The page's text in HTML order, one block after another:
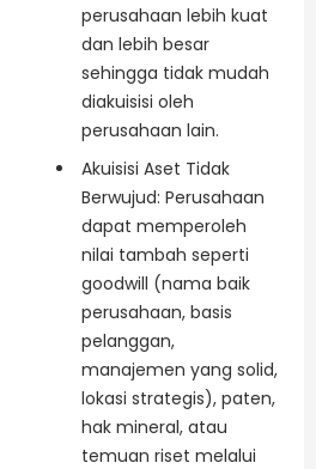
perusahaan lebih kuat
dan lebih besar
sehingga tidak mudah
diakuisisi oleh
perusahaan lain.
Akuisisi Aset Tidak
Berwujud: Perusahaan
dapat memperoleh
nilai tambah seperti
goodwill (nama baik
perusahaan, basis
pelanggan,
manajemen yang solid,
lokasi strategis), paten,
hak mineral, atau
temuan riset melalui